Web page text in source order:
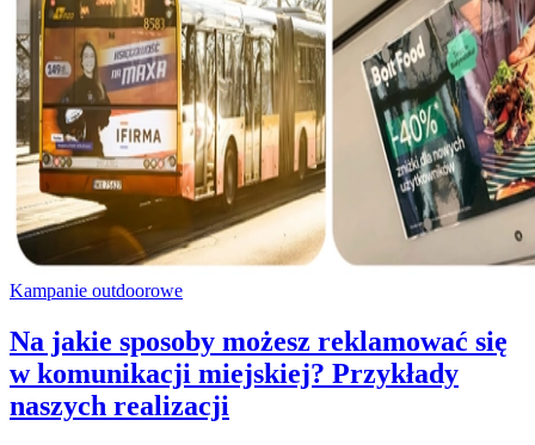
Kampanie outdoorowe
Na jakie sposoby możesz reklamować się
w komunikacji miejskiej? Przykłady
naszych realizacji